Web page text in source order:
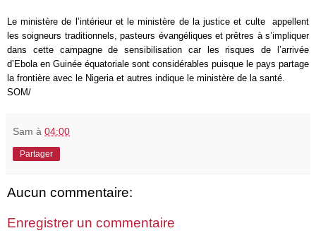
Le ministère de l’intérieur et le ministère de la justice et culte appellent
les soigneurs traditionnels, pasteurs évangéliques et prêtres à s’impliquer
dans cette campagne de sensibilisation car les risques de l’arrivée
d’Ebola en Guinée équatoriale sont considérables puisque le pays partage
la frontière avec le Nigeria et autres indique le ministère de la santé.
SOM/
Sam à 04:00
Partager
Aucun commentaire:
Enregistrer un commentaire